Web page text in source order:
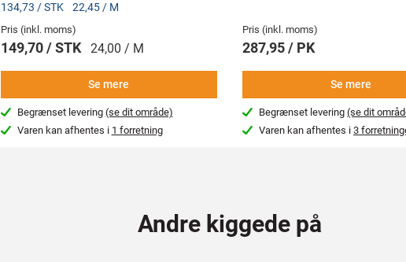
134,73 / STK 22,45 / M
Pris (inkl. moms)
149,70 / STK 24,00 / M
Se mere
Begrænset levering (se dit område)
Varen kan afhentes i 1 forretning
Pris (inkl. moms)
287,95 / PK
Se mere
Begrænset levering(se dit
Varen kan afhentes i3
Andre kiggede på